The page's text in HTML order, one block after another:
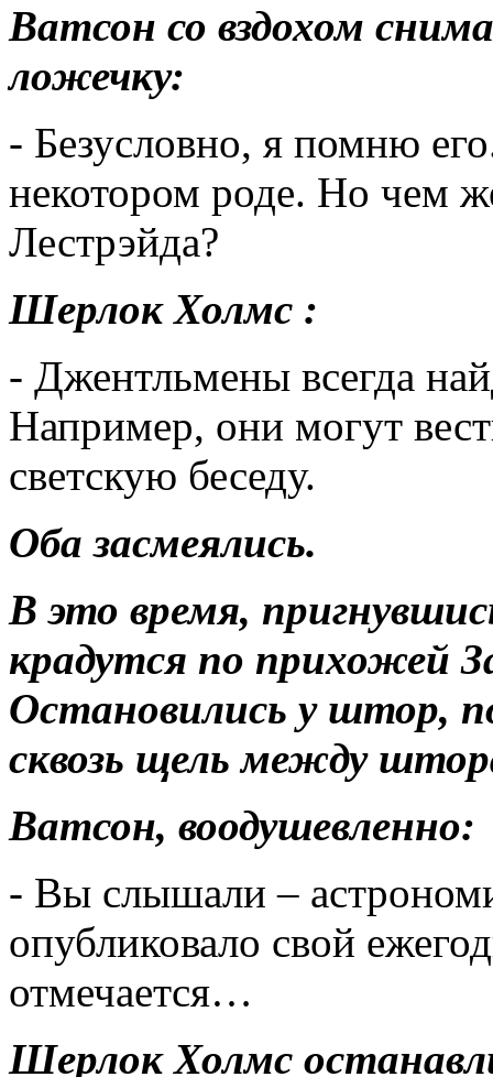
Ватсон со вздохом
ложечку:
- Безусловно, я помню
некотором роде. Но чем
Лестрэйда?
Шерлок Холмс :
- Джентльмены всегда
Например, они могут
светскую беседу.
Оба засмеялись.
В это время,
крадутся по прихожей
Остановились у штор,
сквозь щель между
Ватсон, воодушевленно:
- Вы слышали –
опубликовало свой
отмечается…
Шерлок Холмс